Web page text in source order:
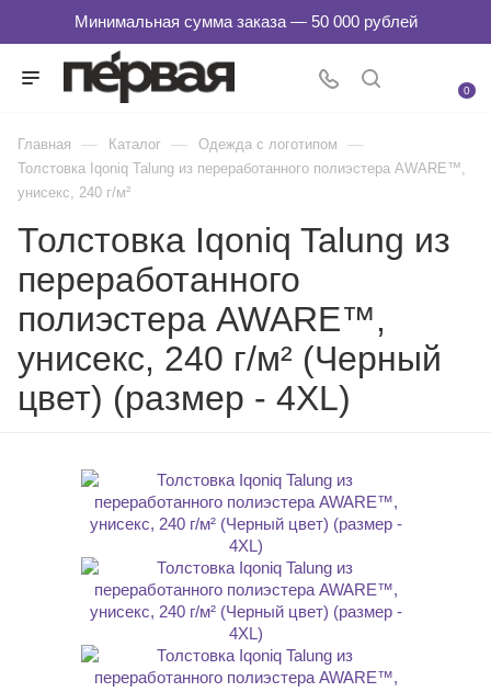
0
Главная — Каталог — Одежда с логотипом —
Толстовка Iqoniq Talung из переработанного полиэстера AWARE™,
унисекс, 240 г/м²
Толстовка Iqoniq Talung из
переработанного
полиэстера AWARE™,
унисекс, 240 г/м² (Черный
цвет) (размер - 4XL)